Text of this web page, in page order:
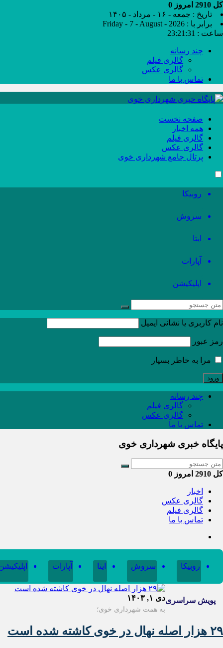
کل امروز 0
تاریخ : جمعه - ۱۶ - مرداد - ۱۴۰۵
برابر با : Friday - 7 - August - 2026
ساعت : 23:21:32
چند رسانه
گالری فیلم
گالری عکس
تماس با ما
صفحه نخست
همه اخبار
گالری فیلم
گالری عکس
پرتال جامع شهرداری خوی
روبیکا
سروش
ایتا
آپارات
اپلیکیشن
نام کاربری یا نشانی ایمیل
رمز عبور
مرا به خاطر بسپار
چند رسانه
گالری فیلم
گالری عکس
تماس با ما
پایگاه خبری شهرداری خوی
کل امروز 0
اخبار
گالری عکس
گالری فیلم
تماس با ما
روبیکا سروش ایتا آپارات
پویش سراسریدی ۱, ۱۴۰۳
به همت شهرداری خوی؛
۲۹ هزار اصله نهال در خوی کاشته شده است